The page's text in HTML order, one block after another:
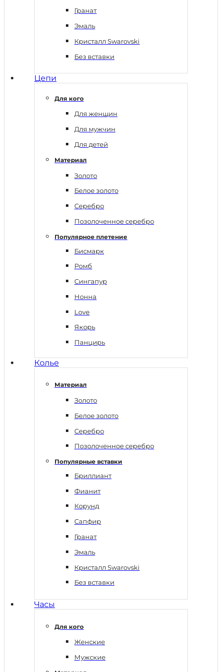
Гранат
Эмаль
Кристалл Swarovski
Без вставки
Цепи
Для кого
Для женщин
Для мужчин
Для детей
Материал
Золото
Белое золото
Серебро
Позолоченное серебро
Популярное плетение
Бисмарк
Ромб
Сингапур
Нонна
Love
Якорь
Панцирь
Колье
Материал
Золото
Белое золото
Серебро
Позолоченное серебро
Популярные вставки
Бриллиант
Фианит
Корунд
Сапфир
Гранат
Эмаль
Кристалл Swarovski
Без вставки
Часы
Для кого
Женские
Мужские